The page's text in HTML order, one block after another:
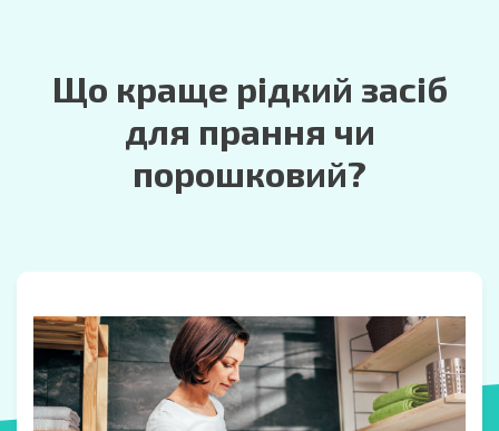
Що краще рідкий засіб
для прання чи
порошковий?